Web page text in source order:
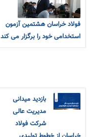
فولاد خراسان هشتمین آزمون
استخدامی خود را برگزار می کند
بازدید میدانی
مدیریت عالی
شرکت فولاد